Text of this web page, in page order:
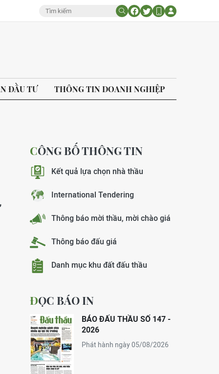
ĐẦU TƯ THÔNG TIN DOANH NGHIỆP
CÔNG BỐ THÔNG TIN
Kết quả lựa chọn nhà thầu
International Tendering
Thông báo mời thầu, mời chào giá
Thông báo đấu giá
Danh mục khu đất đấu thầu
ĐỌC BÁO IN
BÁO ĐẤU THẦU SỐ 147 -
2026
Phát hành ngày 05/08/2026